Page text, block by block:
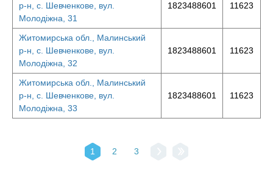
р-н, с. Шевченкове, вул.
Молодіжна, 31
1823488601 11623
Житомирська обл., Малинський
р-н, с. Шевченкове, вул.
Молодіжна, 32
1823488601 11623
Житомирська обл., Малинський
р-н, с. Шевченкове, вул.
Молодіжна, 33
1823488601 11623
1 2 3